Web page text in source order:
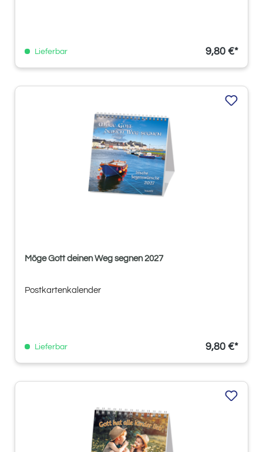
Lieferbar 9,80 €*
Möge Gott deinen Weg segnen 2027
Postkartenkalender
Lieferbar 9,80 €*